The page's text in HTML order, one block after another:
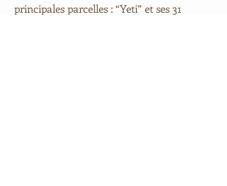
principales parcelles : “Yeti” et ses 31